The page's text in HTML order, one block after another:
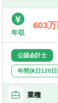
年収
603
公認会計士
年間休日120
業種